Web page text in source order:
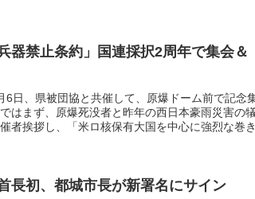
器禁止条約」国連採択2周年で集会
6日、県被団協と共催して、原爆ドーム前で記念
はまず、原爆死没者と昨年の西日本豪雨災害の
者挨拶し、「米ロ核保有大国を中心に強烈な巻き
長初、都城市長が新署名にサイン